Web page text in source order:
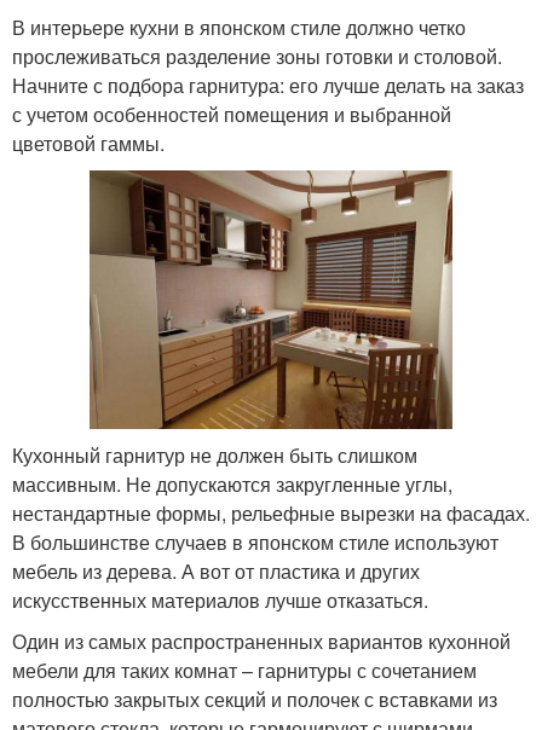
В интерьере кухни в японском стиле должно четко
прослеживаться разделение зоны готовки и столовой.
Начните с подбора гарнитура: его лучше делать на заказ
с учетом особенностей помещения и выбранной
цветовой гаммы.
Кухонный гарнитур не должен быть слишком
массивным. Не допускаются закругленные углы,
нестандартные формы, рельефные вырезки на фасадах.
В большинстве случаев в японском стиле используют
мебель из дерева. А вот от пластика и других
искусственных материалов лучше отказаться.
Один из самых распространенных вариантов кухонной
мебели для таких комнат – гарнитуры с сочетанием
полностью закрытых секций и полочек с вставками из